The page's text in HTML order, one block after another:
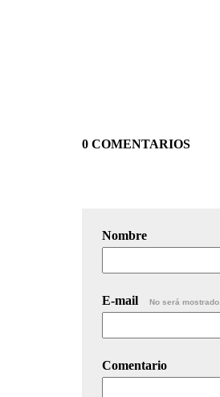
0 COMENTARIOS
Nombre
E-mail No será mostrado.
Comentario